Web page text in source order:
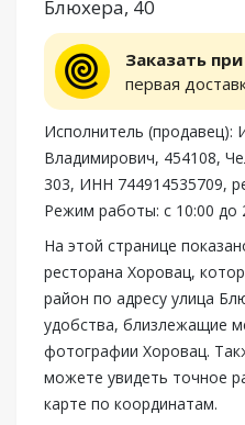
Блюхера, 40
Заказать
первая
Исполнитель (продавец):
Владимирович, 454108,
303, ИНН 744914535709,
Режим работы: с 10:00 до
На этой странице
ресторана Хоровац,
район по адресу улица
удобства, близлежащие
фотографии Хоровац.
можете увидеть точное
карте по координатам.